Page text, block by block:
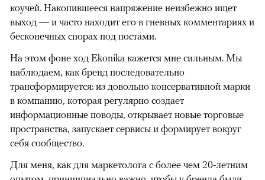
коучей. Накопившееся напряжение неизбежно ищет
выход — и часто находит его в гневных комментариях и
бесконечных спорах под постами.
На этом фоне ход Ekonika кажется мне сильным. Мы
наблюдаем, как бренд последовательно
трансформируется: из довольно консервативной марки
в компанию, которая регулярно создает
информационные поводы, открывает новые торговые
пространства, запускает сервисы и формирует вокруг
себя сообщество.
Для меня, как для маркетолога с более чем 20-летним